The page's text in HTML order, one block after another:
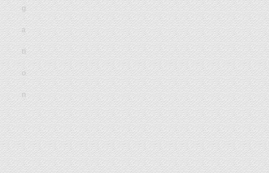
g
a
ti
o
n